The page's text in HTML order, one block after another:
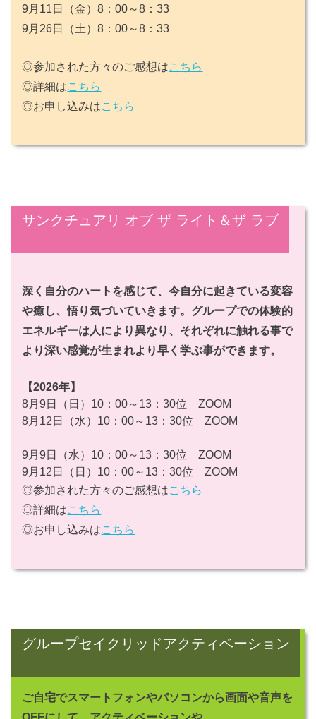
9月11日（金）8：00～8：33
9月26日（土）8：00～8：33
◎参加された方々のご感想はこちら
◎詳細はこちら
◎お申し込みはこちら
サンクチュアリ オブ ザ ライト＆ザ ラブ
深く自分のハートを感じて、今自分に起きている変容
や癒し、悟り気づいていきます。グループでの体験的
エネルギーは人により異なり、それぞれに触れる事で
より深い感覚が生まれより早く学ぶ事ができます。
【2026年】
8月9日（日）10：00～13：30位 ZOOM
8月12日（水）10：00～13：30位 ZOOM
9月9日（水）10：00～13：30位 ZOOM
9月12日（日）10：00～13：30位 ZOOM
◎参加された方々のご感想はこちら
◎詳細はこちら
◎お申し込みはこちら
グループセイクリッドアクティベーション
ご自宅でスマートフォンやパソコンから画面や音声を